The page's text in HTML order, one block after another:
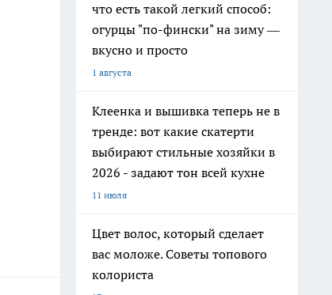
что есть такой легкий способ:
огурцы "по-фински" на зиму —
вкусно и просто
1 августа
Клеенка и вышивка теперь не в
тренде: вот какие скатерти
выбирают стильные хозяйки в
2026 - задают тон всей кухне
11 июля
Цвет волос, который сделает
вас моложе. Советы топового
колориста